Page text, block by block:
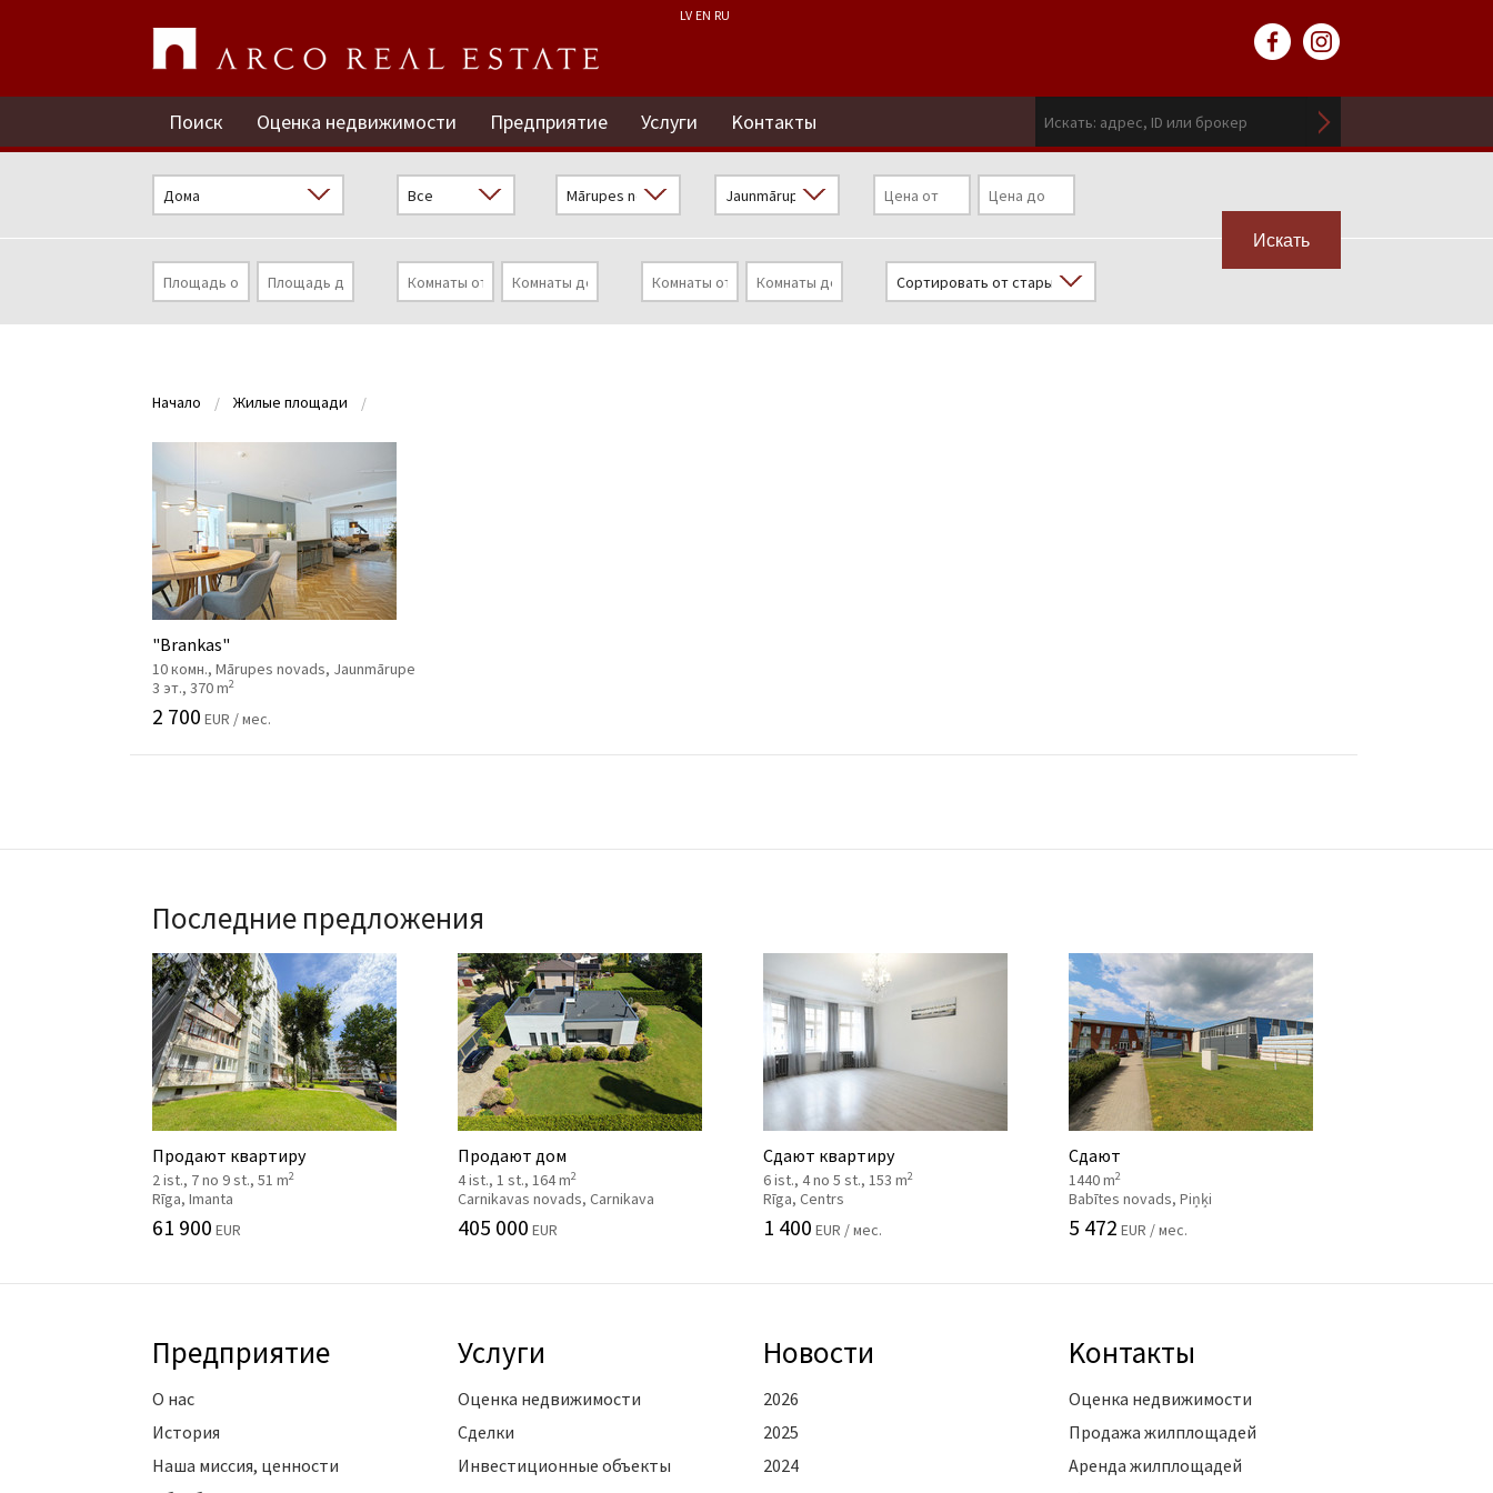
LV EN RU
Поиск Оценка недвижимости Предприятие Услуги Kонтакты
Искать
Начало Жилые площади
"Brankas"
10 комн., Mārupes novads, Jaunmārupe
3 эт., 370 m2
2 700 EUR / мес.
Последние предложения
Продают квартиру
2 ist., 7 no 9 st., 51 m2
Rīga, Imanta
61 900 EUR
Продают дом
4 ist., 1 st., 164 m2
Carnikavas novads, Carnikava
405 000 EUR
Сдают квартиру
6 ist., 4 no 5 st., 153 m2
Rīga, Centrs
1 400 EUR / мес.
Сдают
1440 m2
Babītes novads, Piņķi
5 472 EUR / мес.
Предприятие
О нас
История
Наша миссия, ценности
Услуги
Оценка недвижимости
Сделки
Инвестиционные объекты
Новости
2026
2025
2024
Kонтакты
Оценка недвижимости
Продажа жилплощадей
Аренда жилплощадей